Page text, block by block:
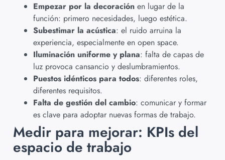
Empezar por la decoración en lugar de la
función: primero necesidades, luego estética.
Subestimar la acústica: el ruido arruina la
experiencia, especialmente en open space.
Iluminación uniforme y plana: falta de capas de
luz provoca cansancio y deslumbramientos.
Puestos idénticos para todos: diferentes roles,
diferentes requisitos.
Falta de gestión del cambio: comunicar y formar
es clave para adoptar nuevas formas de trabajo.
Medir para mejorar: KPIs del
espacio de trabajo